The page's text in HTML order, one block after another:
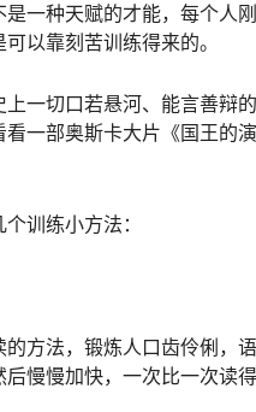
是一种天赋的才能，每个人
以靠刻苦训练得来的。
一切口若悬河、能言善辩
看一部奥斯卡大片《国王的
训练小方法：
的方法，锻炼人口齿伶俐，
慢慢加快，一次比一次读